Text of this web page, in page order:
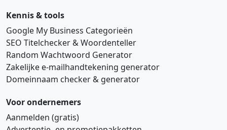
Kennis & tools
Google My Business Categorieën
SEO Titelchecker & Woordenteller
Random Wachtwoord Generator
Zakelijke e‑mailhandtekening generator
Domeinnaam checker & generator
Voor ondernemers
Aanmelden (gratis)